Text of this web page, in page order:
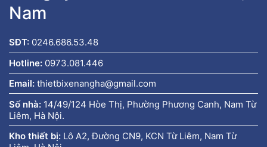
Nam
SĐT: 0246.686.53.48
Hotline: 0973.081.446
Email: thietbixenangha@gmail.com
Số nhà: 14/49/124 Hòe Thị, Phường Phương Canh, Nam Từ
Liêm, Hà Nội.
Kho thiết bị: Lô A2, Đường CN9, KCN Từ Liêm, Nam Từ